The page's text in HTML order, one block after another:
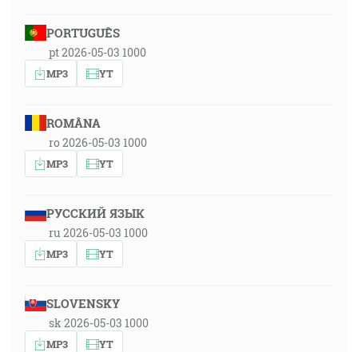
PORTUGUÊS
pt 2026-05-03 1000
MP3 YT
ROMÂNA
ro 2026-05-03 1000
MP3 YT
РУССКИЙ ЯЗЫК
ru 2026-05-03 1000
MP3 YT
SLOVENSKY
sk 2026-05-03 1000
MP3 YT